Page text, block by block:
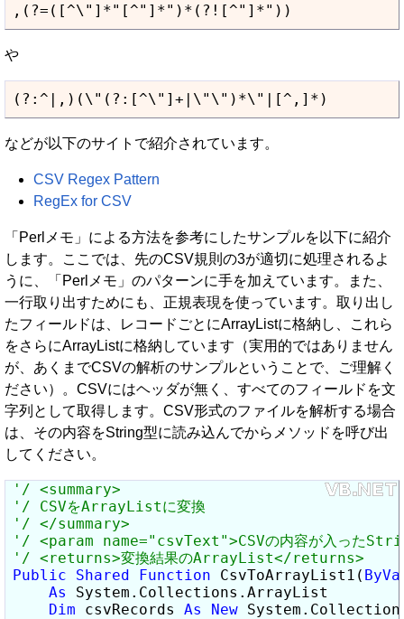
,(?=([^\"]*"[^"]*")*(?![^"]*"))
や
(?:^|,)(\"(?:[^\"]+|\"\")*\"|[^,]*)
などが以下のサイトで紹介されています。
CSV Regex Pattern
RegEx for CSV
「Perlメモ」による方法を参考にしたサンプルを以下に紹介
します。ここでは、先のCSV規則の3が適切に処理されるよ
うに、「Perlメモ」のパターンに手を加えています。また、
一行取り出すためにも、正規表現を使っています。取り出し
たフィールドは、レコードごとにArrayListに格納し、これら
をさらにArrayListに格納しています（実用的ではありません
が、あくまでCSVの解析のサンプルということで、ご理解く
ださい）。CSVにはヘッダが無く、すべてのフィールドを文
字列として取得します。CSV形式のファイルを解析する場合
は、その内容をString型に読み込んでからメソッドを呼び出
してください。
Public
Shared Function CsvToArrayList1(
As
System.Collections.ArrayList
Dim csvRecords As New